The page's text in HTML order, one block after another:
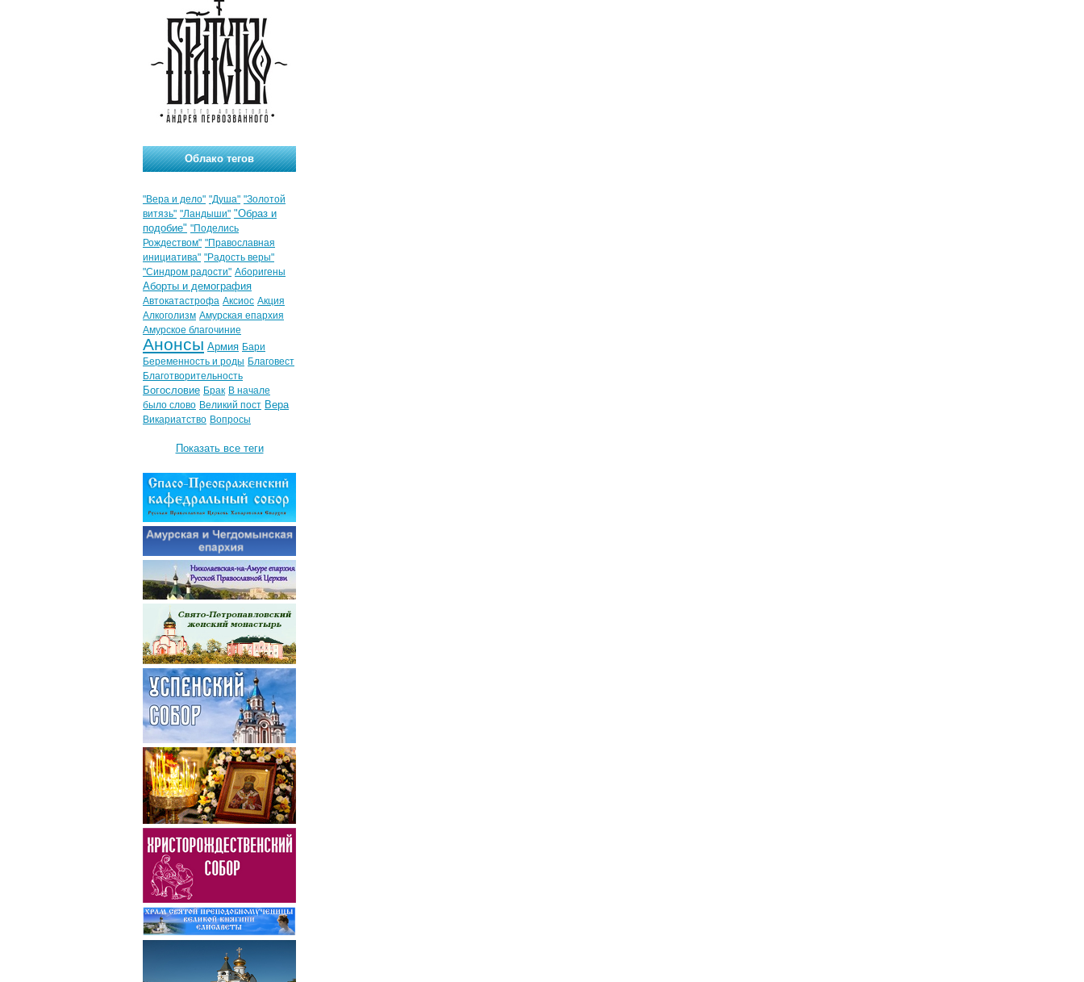
Облако тегов
"Вера и дело" "Душа" "Золотой
витязь" "Ландыши" "Образ и
подобие" "Поделись
Рождеством" "Православная
инициатива" "Радость веры"
"Синдром радости" Аборигены
Аборты и демография
Автокатастрофа Аксиос Акция
Алкоголизм Амурская епархия
Амурское благочиние
Анонсы Армия Бари
Беременность и роды Благовест
Благотворительность
Богословие Брак В начале
было слово Великий пост Вера
Викариатство Вопросы
Показать все теги